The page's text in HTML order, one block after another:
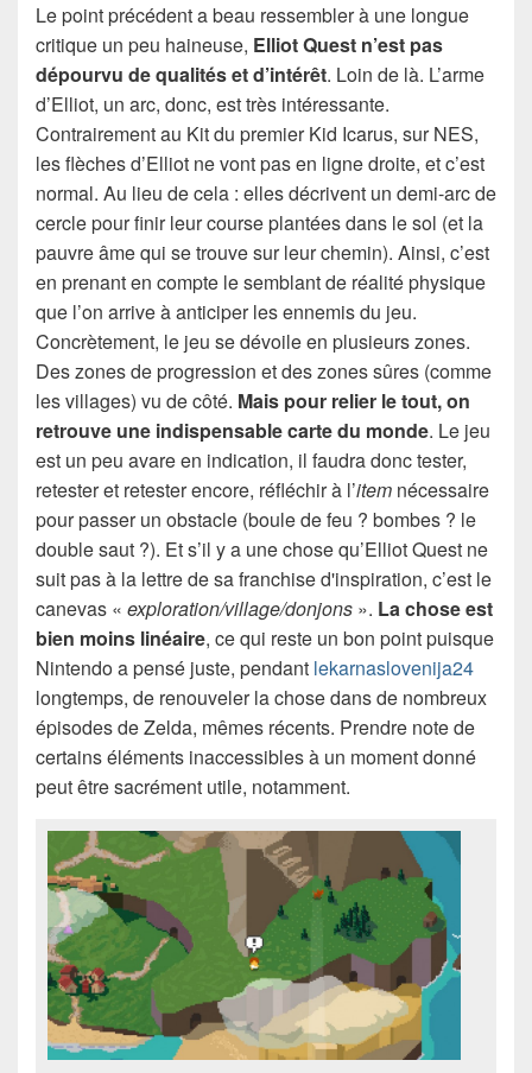
Le point précédent a beau ressembler à une longue
critique un peu haineuse, Elliot Quest n’est pas
dépourvu de qualités et d’intérêt. Loin de là. L’arme
d’Elliot, un arc, donc, est très intéressante.
Contrairement au Kit du premier Kid Icarus, sur NES,
les flèches d’Elliot ne vont pas en ligne droite, et c’est
normal. Au lieu de cela : elles décrivent un demi-arc de
cercle pour finir leur course plantées dans le sol (et la
pauvre âme qui se trouve sur leur chemin). Ainsi, c’est
en prenant en compte le semblant de réalité physique
que l’on arrive à anticiper les ennemis du jeu.
Concrètement, le jeu se dévoile en plusieurs zones.
Des zones de progression et des zones sûres (comme
les villages) vu de côté. Mais pour relier le tout, on
retrouve une indispensable carte du monde. Le jeu
est un peu avare en indication, il faudra donc tester,
retester et retester encore, réfléchir à l’item nécessaire
pour passer un obstacle (boule de feu ? bombes ? le
double saut ?). Et s’il y a une chose qu’Elliot Quest ne
suit pas à la lettre de sa franchise d'inspiration, c’est le
canevas « exploration/village/donjons ». La chose est
bien moins linéaire, ce qui reste un bon point puisque
Nintendo a pensé juste, pendant lekarnaslovenija24
longtemps, de renouveler la chose dans de nombreux
épisodes de Zelda, mêmes récents. Prendre note de
certains éléments inaccessibles à un moment donné
peut être sacrément utile, notamment.